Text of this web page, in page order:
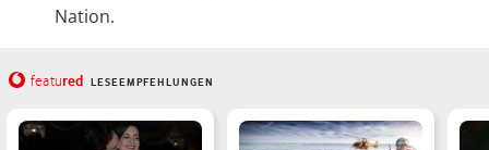
Nation.
featured LESEEMPFEHLUNGEN